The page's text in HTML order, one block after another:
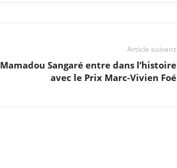
Article suivant
Mamadou Sangaré entre dans l’histoire
avec le Prix Marc-Vivien Foé